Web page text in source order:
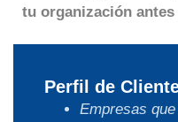
tu organización antes
Perfil de
Empresas